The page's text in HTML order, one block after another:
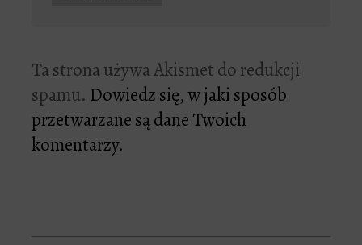
Ta strona używa Akismet do redukcji
spamu. Dowiedz się, w jaki sposób
przetwarzane są dane Twoich
komentarzy.